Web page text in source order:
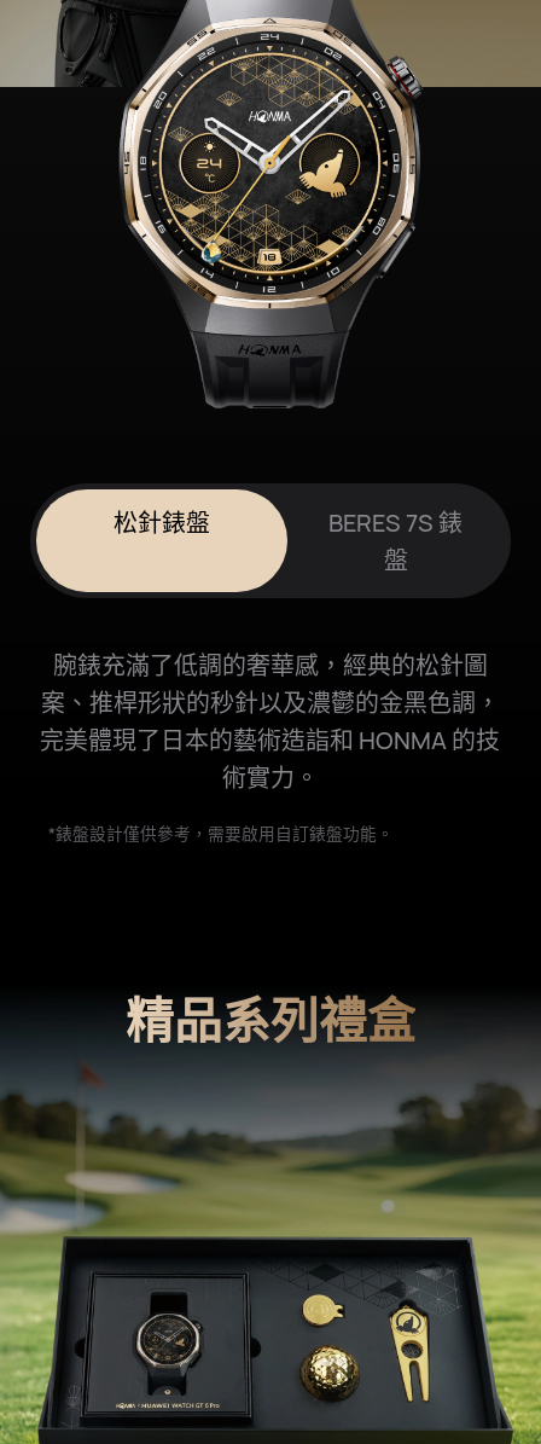
松針錶盤
BERES 7S 錶
盤
腕錶充滿了低調的奢華感，經典的松針圖
案、推桿形狀的秒針以及濃鬱的金黑色調，
完美體現了日本的藝術造詣和 HONMA 的技
術實⁠力。
*錶盤設計僅供參考，需要啟用自訂錶盤功⁠能。
精品系列禮盒